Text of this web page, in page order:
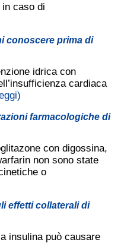
caso di
conoscere prima di
idrica con
cardiaca
farmacologiche di
con digossina,
non sono state
o
effetti collaterali di
insulina può causare